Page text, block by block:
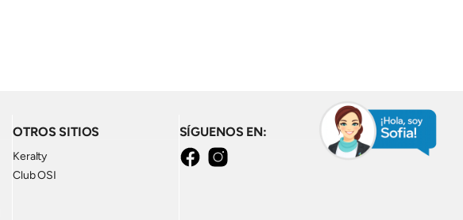
OTROS SITIOS
Keralty
Club OSI
SÍGUENOS EN:
facebookinstagram